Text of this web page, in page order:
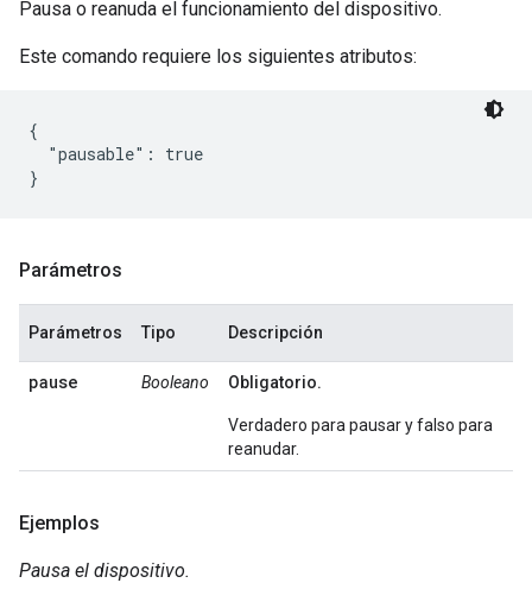
Pausa o reanuda el funcionamiento del dispositivo.
Este comando requiere los siguientes atributos:
{
  "pausable": true
Parámetros
Parámetros Tipo Descripción
pause Booleano Obligatorio.
Verdadero para pausar y falso para
reanudar.
Ejemplos
Pausa el dispositivo.